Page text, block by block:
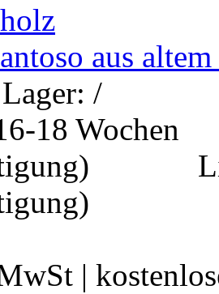
aus
|